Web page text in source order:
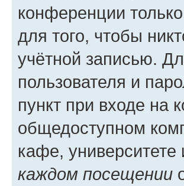
конференции
для того, чтобы
учётной записью.
пользователя и
пункт при входе на
общедоступном
кафе,
каждом посещении